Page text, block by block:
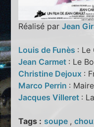
Réalisé parJean
Louis de Funès : Le
Jean Carmet : Le
Christine Dejoux :
Marco Perrin : Maire
Jacques Villeret :
Tags : soupe ,